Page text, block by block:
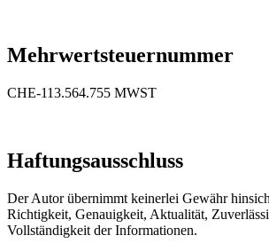
Mehrwertsteuernummer
CHE-113.564.755 MWST
Haftungsausschluss
Der Autor übernimmt keinerlei Gewähr
Richtigkeit, Genauigkeit, Aktualität,
Vollständigkeit der Informationen.